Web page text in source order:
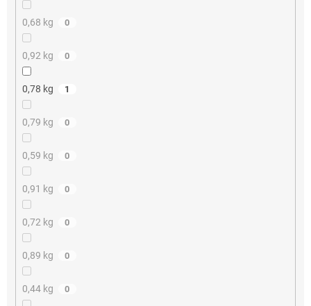
0,68 kg 0
0,92 kg 0
0,78 kg 1
0,79 kg 0
0,59 kg 0
0,91 kg 0
0,72 kg 0
0,89 kg 0
0,44 kg 0